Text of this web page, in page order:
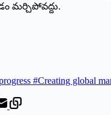
మర్చిపోవద్దు.
#Creating global